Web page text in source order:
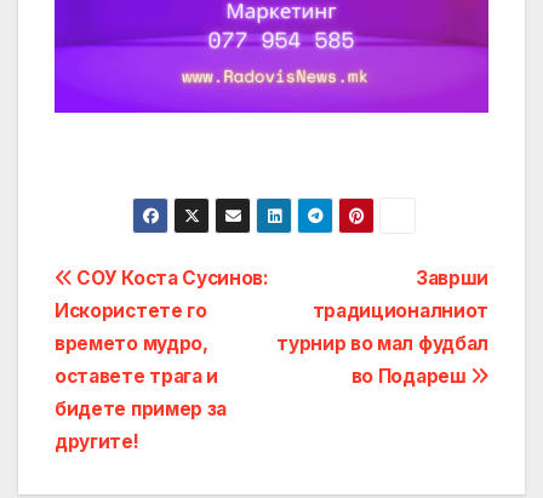
Post
navigation
Заврши
традиционалниот
турнир во мал фудбал
во Подареш
СОУ Коста Сусинов:
Искористете го
времето мудро,
оставете трага и
бидете пример за
другите!